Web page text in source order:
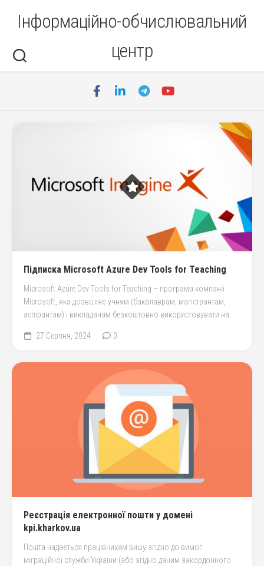
Інформаційно-обчислювальний
центр
Підписка Microsoft Azure Dev Tools for Teaching
Microsoft Azure Dev Tools for Teaching – програма компанії
Microsoft, яка дозволяє учням (бакалаврам, магістрантам,
аспірантам) і викладачам безкоштовно використовувати на...
27 Серпня, 2024 0
Реєстрація електронної пошти у домені
kpi.kharkov.ua
Пошта надається працівникам вишу згідно до вимог
міграційної служби України (або згідно даним закордонного